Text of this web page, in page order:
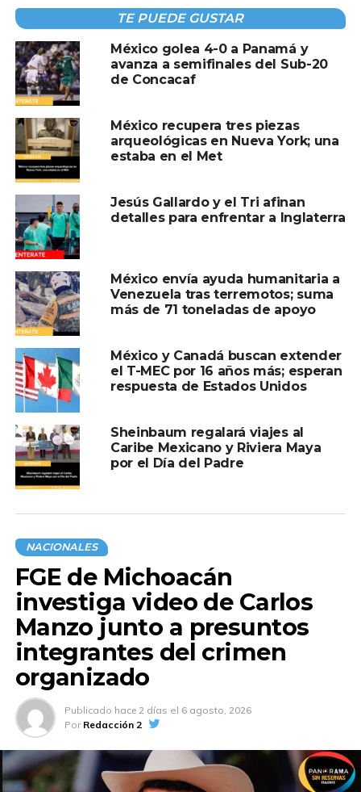
Claudia Sheinbaum anuncia el inicio de la
construcción del Tren México-Querétaro
TE PUEDE GUSTAR
México golea 4-0 a Panamá y
avanza a semifinales del Sub-20
de Concacaf
México recupera tres piezas
arqueológicas en Nueva York; una
estaba en el Met
Jesús Gallardo y el Tri afinan
detalles para enfrentar a Inglaterra
México envía ayuda humanitaria a
Venezuela tras terremotos; suma
más de 71 toneladas de apoyo
México y Canadá buscan extender
el T-MEC por 16 años más; esperan
respuesta de Estados Unidos
Sheinbaum regalará viajes al
Caribe Mexicano y Riviera Maya
por el Día del Padre
NACIONALES
FGE de Michoacán
investiga video de Carlos
Manzo junto a presuntos
integrantes del crimen
organizado
Publicado hace 2 días el 6 agosto, 2026
Por Redacción 2